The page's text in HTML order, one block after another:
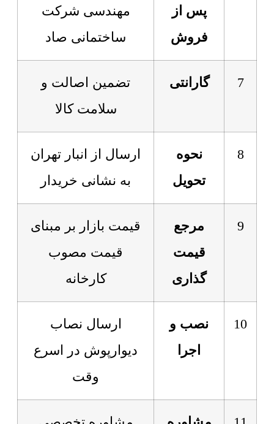
پس از
فروش
مهندسی شرکت
ساختمانی صاد
7 گارانتی
تضمین اصالت و
سلامت کالا
8
نحوه
تحویل
ارسال از انبار تهران
به نشانی خریدار
9
مرجع
قیمت
گذاری
قیمت بازار بر مبنای
قیمت مصوب
کارخانه
10
نصب و
اجرا
ارسال نصاب
دیوارپوش در اسرع
وقت